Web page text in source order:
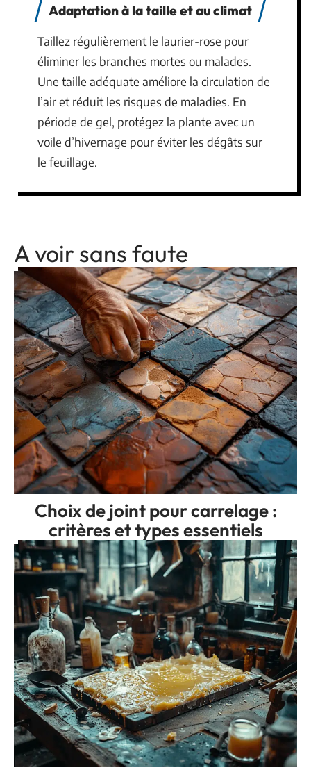
Adaptation à la taille et au climat
Taillez régulièrement le laurier-rose pour
éliminer les branches mortes ou malades.
Une taille adéquate améliore la circulation de
l’air et réduit les risques de maladies. En
période de gel, protégez la plante avec un
voile d’hivernage pour éviter les dégâts sur
le feuillage.
A voir sans faute
Choix de joint pour carrelage :
critères et types essentiels